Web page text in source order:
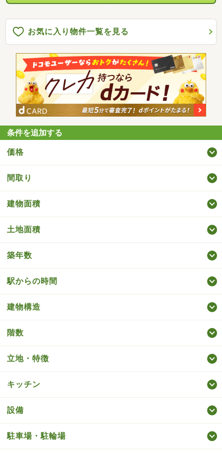
お気に入り物件一覧を見る
条件を追加する
価格
間取り
建物面積
土地面積
築年数
駅からの時間
建物構造
階数
立地・特徴
キッチン
設備
駐車場・駐輪場